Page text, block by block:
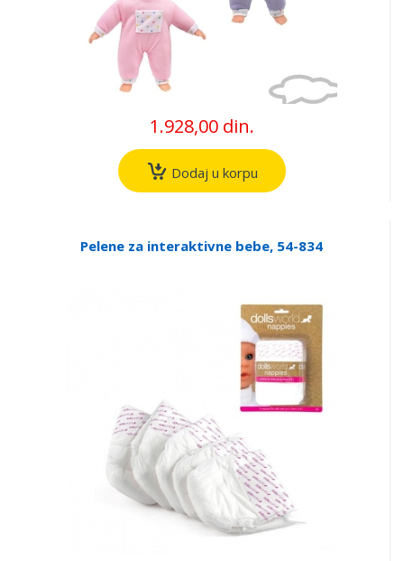
1.928,00 din.
Dodaj u korpu
Pelene za interaktivne bebe, 54-834